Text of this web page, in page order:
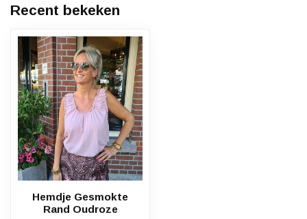
Recent bekeken
Hemdje Gesmokte
Rand Oudroze